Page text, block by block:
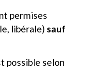
permises
libérale) sauf
possible selon